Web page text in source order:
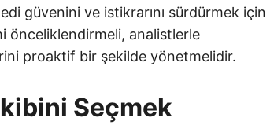
güvenini ve istikrarını sürdürmek için
önceliklendirmeli, analistlerle
proaktif bir şekilde yönetmelidir.
Seçmek